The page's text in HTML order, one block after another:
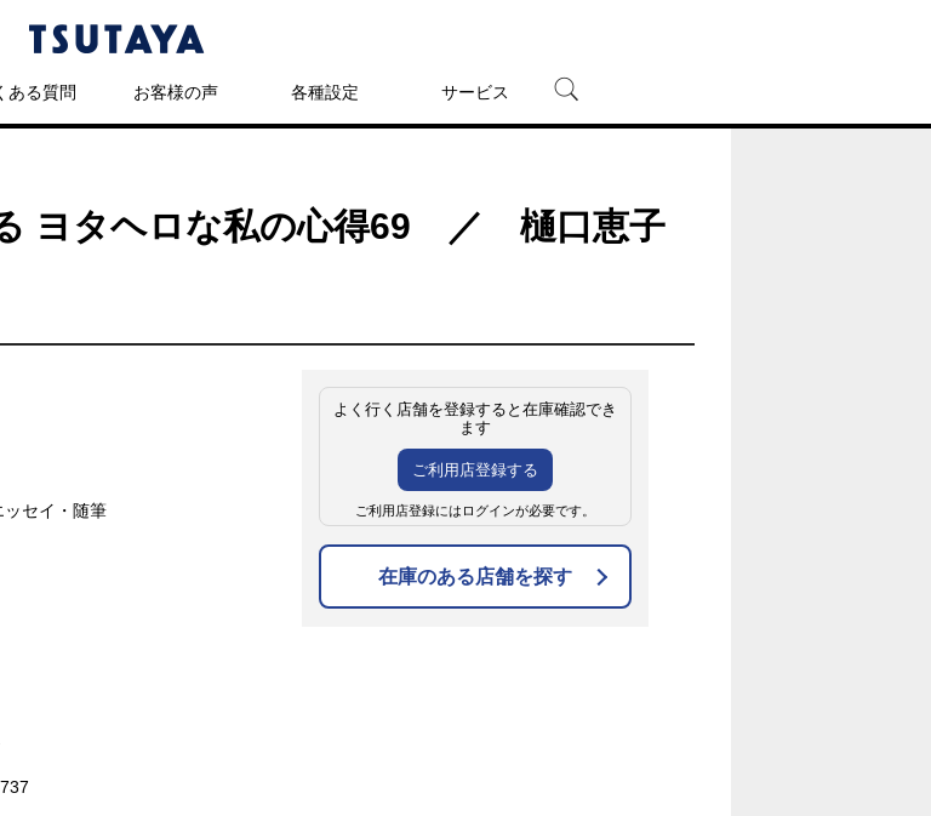
ある質問 お客様の声 各種設定 サービス
TSUTAYAプレミアムNEXT
る ヨタヘロな私の心得69 ／ 樋口恵子
セイ・随筆
よく行く店舗を登録すると在庫確認でき
ます
ご利用店登録する
ご利用店登録にはログインが必要です。
在庫のある店舗を探す